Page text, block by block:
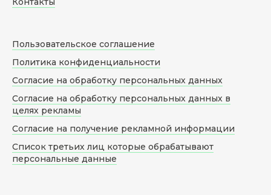
Пользовательское соглашение
Политика конфиденциальности
Согласие на обработку персональных данных
Согласие на обработку персональных данных в
целях рекламы
Согласие на получение рекламной информации
Список третьих лиц которые обрабатывают
персональные данные